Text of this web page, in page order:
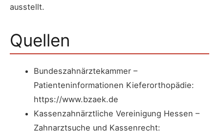
ausstellt.
Quellen
Bundeszahnärztekammer –
Patienteninformationen Kieferorthopädie:
https://www.bzaek.de
Kassenzahnärztliche Vereinigung Hessen –
Zahnarztsuche und Kassenrecht: